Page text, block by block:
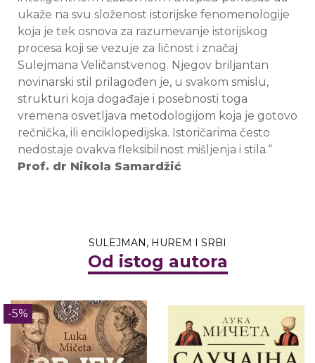
ukaže na svu složenost istorijske fenomenologije
koja je tek osnova za razumevanje istorijskog
procesa koji se vezuje za ličnost i značaj
Sulejmana Veličanstvenog. Njegov briljantan
novinarski stil prilagođen je, u svakom smislu,
strukturi koja događaje i posebnosti toga
vremena osvetljava metodologijom koja je gotovo
rečnička, ili enciklopedijska. Istoričarima često
nedostaje ovakva fleksibilnost mišljenja i stila.“
Prof. dr Nikola Samardžić
SULEJMAN, HUREM I SRBI
Od istog autora
-5%